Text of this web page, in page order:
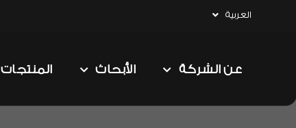
العربية
عن الشركة الأبحاث المنتجات